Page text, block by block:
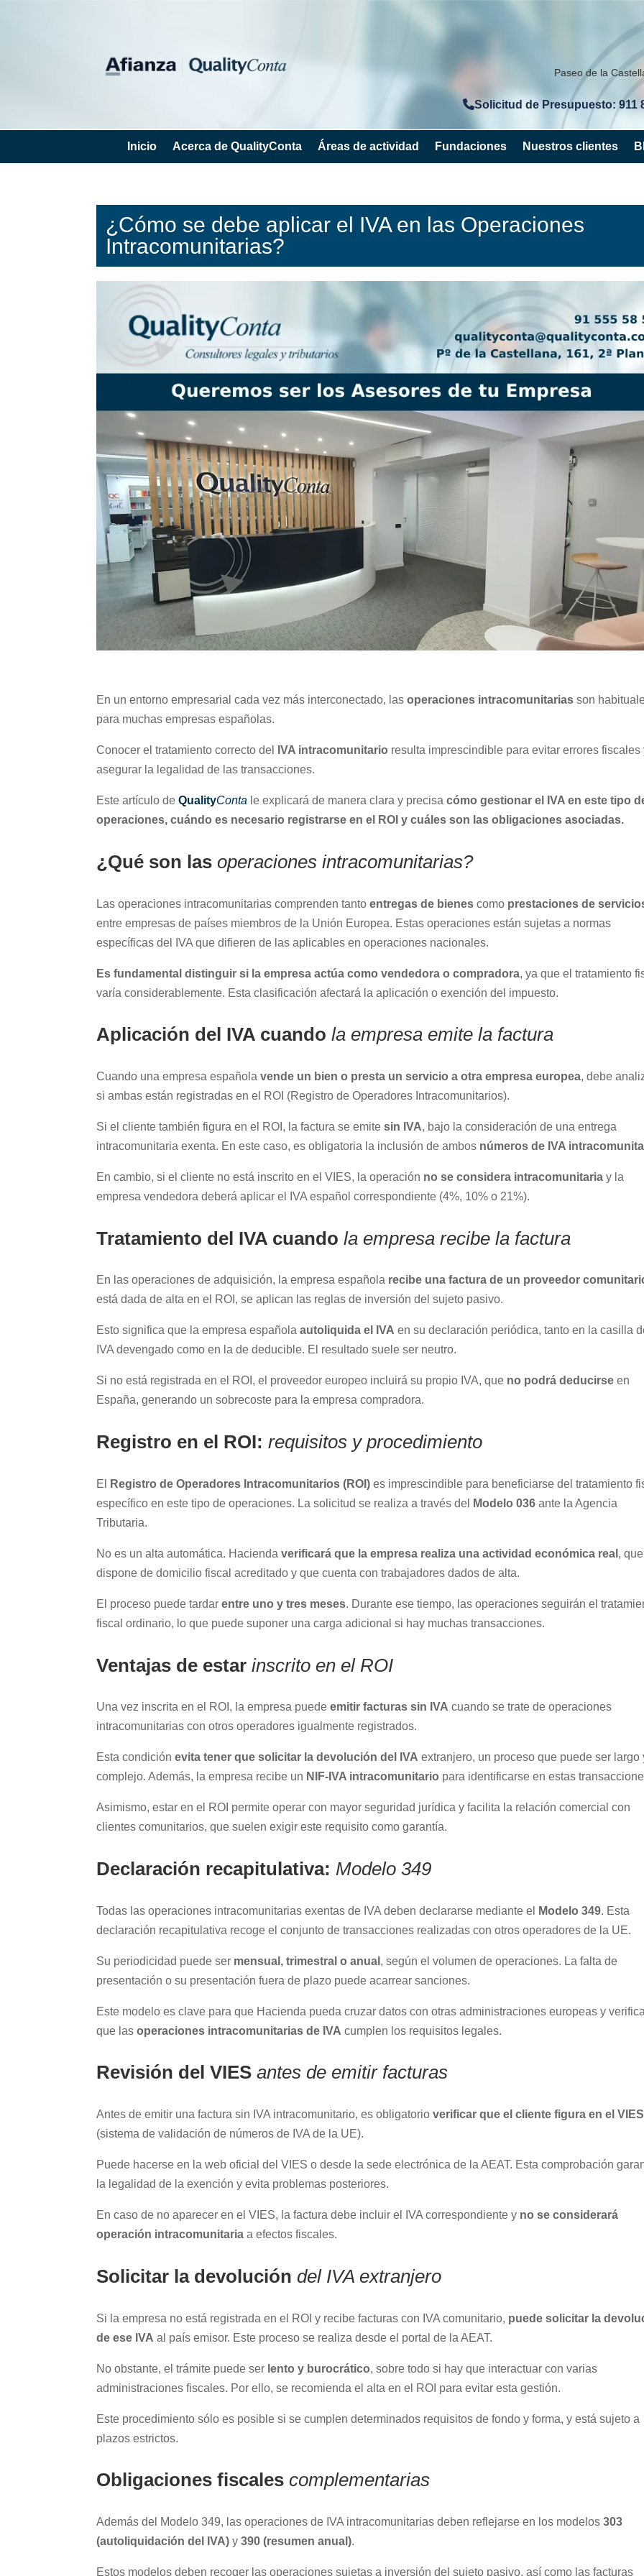
Paseo de la
Solicitud de Presupuesto: 911
Inicio Acerca de QualityConta Áreas de actividad Fundaciones Nuestros clientes
¿Cómo se debe aplicar el IVA en las Operaciones
Intracomunitarias?
En un entorno empresarial cada vez más interconectado, lasoperaciones intracomunitarias son
para muchas empresas españolas.
Conocer el tratamiento correcto del IVA intracomunitario resulta imprescindible para evitar errores fiscales
asegurar la legalidad de las transacciones.
Este artículo de QualityConta le explicará de manera clara y precisacómo gestionar el IVA en este tipo
operaciones, cuándo es necesario registrarse en el ROI y cuáles son las obligaciones asociadas.
¿Qué son lasoperaciones intracomunitarias?
Las operaciones intracomunitarias comprenden tantoentregas de bienes como prestaciones de
entre empresas de países miembros de la Unión Europea. Estas operaciones están sujetas a normas
específicas del IVA que difieren de las aplicables en operaciones nacionales.
Es fundamental distinguir si la empresa actúa como vendedora o compradora, ya que el tratamiento
varía considerablemente. Esta clasificación afectará la aplicación o exención del impuesto.
Aplicación del IVA cuandola empresa emite la factura
Cuando una empresa españolavende un bien o presta un servicio a otra empresa europea, debe
si ambas están registradas en el ROI (Registro de Operadores Intracomunitarios).
Si el cliente también figura en el ROI, la factura se emitesin IVA, bajo la consideración de una entrega
intracomunitaria exenta. En este caso, es obligatoria la inclusión de ambos números de IVA
En cambio, si el cliente no está inscrito en el VIES, la operación no se considera intracomunitaria y la
empresa vendedora deberá aplicar el IVA español correspondiente (4%, 10% o 21%).
Tratamiento del IVA cuando la empresa recibe la factura
En las operaciones de adquisición, la empresa española recibe una factura de un proveedor
está dada de alta en el ROI, se aplican las reglas de inversión del sujeto pasivo.
Esto significa que la empresa españolaautoliquida el IVA en su declaración periódica, tanto en la casilla
IVA devengado como en la de deducible. El resultado suele ser neutro.
Si no está registrada en el ROI, el proveedor europeo incluirá su propio IVA, que no podrá deducirse en
España, generando un sobrecoste para la empresa compradora.
Registro en el ROI:requisitos y procedimiento
El Registro de Operadores Intracomunitarios (ROI) es imprescindible para beneficiarse del tratamiento
específico en este tipo de operaciones. La solicitud se realiza a través del
Modelo 036 ante la Agencia
Tributaria.
No es un alta automática. Haciendaverificará que la empresa realiza una actividad económica real , que
dispone de domicilio fiscal acreditado y que cuenta con trabajadores dados de alta.
El proceso puede tardarentre uno y tres meses. Durante ese tiempo, las operaciones seguirán el
fiscal ordinario, lo que puede suponer una carga adicional si hay muchas transacciones.
Ventajas de estarinscrito en el ROI
Una vez inscrita en el ROI, la empresa puedeemitir facturas sin IVA cuando se trate de operaciones
intracomunitarias con otros operadores igualmente registrados.
Esta condiciónevita tener que solicitar la devolución del IVA extranjero, un proceso que puede ser largo
complejo. Además, la empresa recibe un NIF-IVA intracomunitario para identificarse en estas
Asimismo, estar en el ROI permite operar con mayor seguridad jurídica y facilita la relación comercial con
clientes comunitarios, que suelen exigir este requisito como garantía.
Declaración recapitulativa: Modelo 349
Todas las operaciones intracomunitarias exentas de IVA deben declararse mediante el Modelo 349. Esta
declaración recapitulativa recoge el conjunto de transacciones realizadas con otros operadores de la UE.
Su periodicidad puede ser mensual, trimestral o anual , según el volumen de operaciones. La falta de
presentación o su presentación fuera de plazo puede acarrear sanciones.
Este modelo es clave para que Hacienda pueda cruzar datos con otras administraciones europeas y
que lasoperaciones intracomunitarias de IVA cumplen los requisitos legales.
Revisión del VIESantes de emitir facturas
Antes de emitir una factura sin IVA intracomunitario, es obligatorioverificar que el cliente figura en el VIES
(sistema de validación de números de IVA de la UE).
Puede hacerse en la web oficial del VIES o desde la sede electrónica de la AEAT. Esta comprobación
la legalidad de la exención y evita problemas posteriores.
En caso de no aparecer en el VIES, la factura debe incluir el IVA correspondiente y no se considerará
operación intracomunitaria a efectos fiscales.
Solicitar la devolución del IVA extranjero
Si la empresa no está registrada en el ROI y recibe facturas con IVA comunitario, puede solicitar la
de ese IVA al país emisor. Este proceso se realiza desde el portal de la AEAT.
No obstante, el trámite puede ser lento y burocrático, sobre todo si hay que interactuar con varias
administraciones fiscales. Por ello, se recomienda el alta en el ROI para evitar esta gestión.
Este procedimiento sólo es posible si se cumplen determinados requisitos de fondo y forma, y está sujeto a
plazos estrictos.
Obligaciones fiscales complementarias
Además del Modelo 349, las operaciones de IVA intracomunitarias deben reflejarse en los modelos303
(autoliquidación del IVA) y390 (resumen anual).
Estos modelos deben recoger las operaciones sujetas a inversión del sujeto pasivo, así como las facturas